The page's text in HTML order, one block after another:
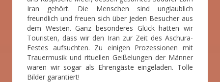
Iran gehört. Die Menschen sind unglaublich
freundlich und freuen sich über jeden Besucher aus
dem Westen. Ganz besonderes Glück hatten wir
Touristen, dass wir den Iran zur Zeit des Aschura-
Festes aufsuchten. Zu einigen Prozessionen mit
Trauermusik und rituellen Geißelungen der Männer
waren wir sogar als Ehrengäste eingeladen. Tolle
Bilder garantiert!